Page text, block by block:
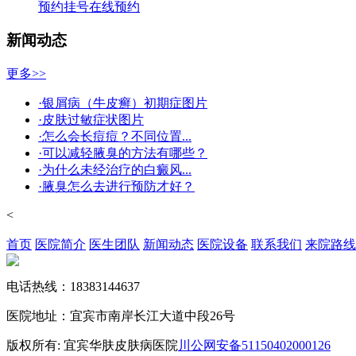
预约挂号在线预约
新闻动态
更多>>
·银屑病（牛皮癣）初期症图片
·皮肤过敏症状图片
·怎么会长痘痘？不同位置...
·可以减轻腋臭的方法有哪些？
·为什么未经治疗的白癜风...
·腋臭怎么去进行预防才好？
<
首页 医院简介 医生团队 新闻动态 医院设备 联系我们 来院路线
电话热线：18383144637
医院地址：宜宾市南岸长江大道中段26号
版权所有: 宜宾华肤皮肤病医院 川公网安备51150402000126